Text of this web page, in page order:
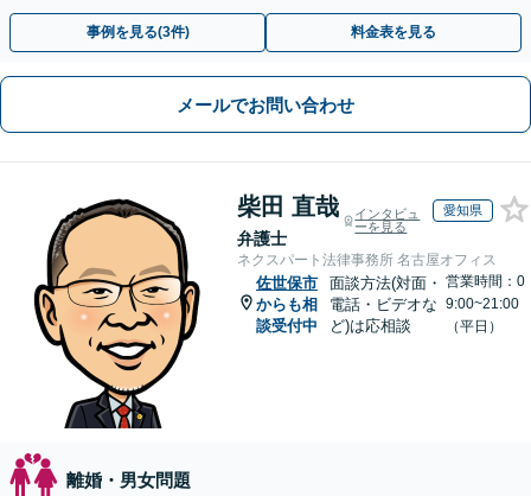
相談60分無料】
事例を見る(3件) 料金表を見る
メールでお問い合わせ
柴田 直哉
弁護士
インタビュ
ーを見る
愛知県
ネクスパート法律事務所 名古屋オフィス
佐世保市
からも相
談受付中
面談方法(対面・
電話・ビデオな
ど)は応相談
営業時間：0
9:00~21:00
（平日）
離婚・男女問題